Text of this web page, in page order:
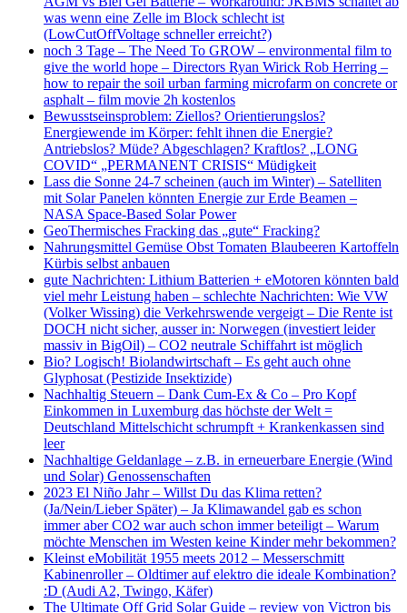
was wenn eine Zelle im Block schlecht ist
(LowCutOffVoltage schneller erreicht?)
noch 3 Tage – The Need To GROW – environmental film to
give the world hope – Directors Ryan Wirick Rob Herring –
how to repair the soil urban farming microfarm on concrete or
asphalt – film movie 2h kostenlos
Bewusstseinsproblem: Ziellos? Orientierungslos?
Energiewende im Körper: fehlt ihnen die Energie?
Antriebslos? Müde? Abgeschlagen? Kraftlos? „LONG
COVID“ „PERMANENT CRISIS“ Müdigkeit
Lass die Sonne 24-7 scheinen (auch im Winter) – Satelliten
mit Solar Panelen könnten Energie zur Erde Beamen –
NASA Space-Based Solar Power
GeoThermisches Fracking das „gute“ Fracking?
Nahrungsmittel Gemüse Obst Tomaten Blaubeeren Kartoffeln
Kürbis selbst anbauen
gute Nachrichten: Lithium Batterien + eMotoren könnten bald
viel mehr Leistung haben – schlechte Nachrichten: Wie VW
(Volker Wissing) die Verkehrswende vergeigt – Die Rente ist
DOCH nicht sicher, ausser in: Norwegen (investiert leider
massiv in BigOil) – CO2 neutrale Schiffahrt ist möglich
Bio? Logisch! Biolandwirtschaft – Es geht auch ohne
Glyphosat (Pestizide Insektizide)
Nachhaltig Steuern – Dank Cum-Ex & Co – Pro Kopf
Einkommen in Luxemburg das höchste der Welt =
Deutschland Mittelschicht schrumpft + Krankenkassen sind
leer
Nachhaltige Geldanlage – z.B. in erneuerbare Energie (Wind
und Solar) Genossenschaften
2023 El Niño Jahr – Willst Du das Klima retten?
(Ja/Nein/Lieber Später) – Ja Klimawandel gab es schon
immer aber CO2 war auch schon immer beteiligt – Warum
möchte Menschen im Westen keine Kinder mehr bekommen?
Kleinst eMobilität 1955 meets 2012 – Messerschmitt
Kabinenroller – Oldtimer auf elektro die ideale Kombination?
:D (Audi A2, Twingo, Käfer)
The Ultimate Off Grid Solar Guide – review von Victron bis